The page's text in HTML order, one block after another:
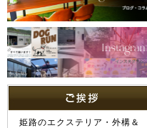
姫路のエクステリア・外構＆